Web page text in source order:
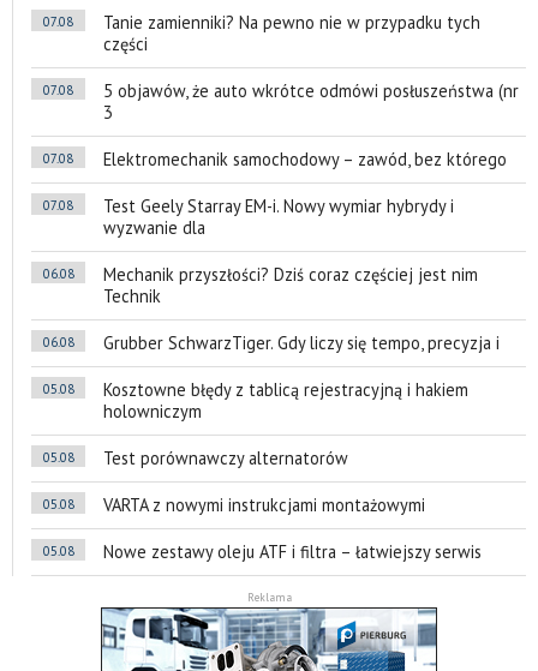
07.08
Tanie zamienniki? Na pewno nie w przypadku tych
części
07.08
5 objawów, że auto wkrótce odmówi posłuszeństwa (nr
3
07.08 Elektromechanik samochodowy – zawód, bez którego
07.08
Test Geely Starray EM-i. Nowy wymiar hybrydy i
wyzwanie dla
06.08
Mechanik przyszłości? Dziś coraz częściej jest nim
Technik
06.08 Grubber SchwarzTiger. Gdy liczy się tempo, precyzja i
05.08
Kosztowne błędy z tablicą rejestracyjną i hakiem
holowniczym
05.08 Test porównawczy alternatorów
05.08 VARTA z nowymi instrukcjami montażowymi
05.08 Nowe zestawy oleju ATF i filtra – łatwiejszy serwis
Reklama